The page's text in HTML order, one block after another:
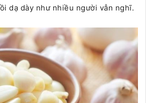
dạ dày như nhiều người vẫn nghĩ.